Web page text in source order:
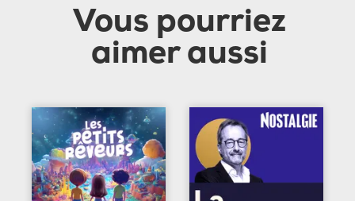
Vous pourriez
aimer aussi